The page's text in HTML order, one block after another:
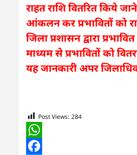
राहत राशि वितरित किये
आंकलन कर प्रभावितों को
जिला प्रशासन द्वारा
माध्यम से प्रभावितों को
यह जानकारी अपर
Post Views: 284
WhatsApp